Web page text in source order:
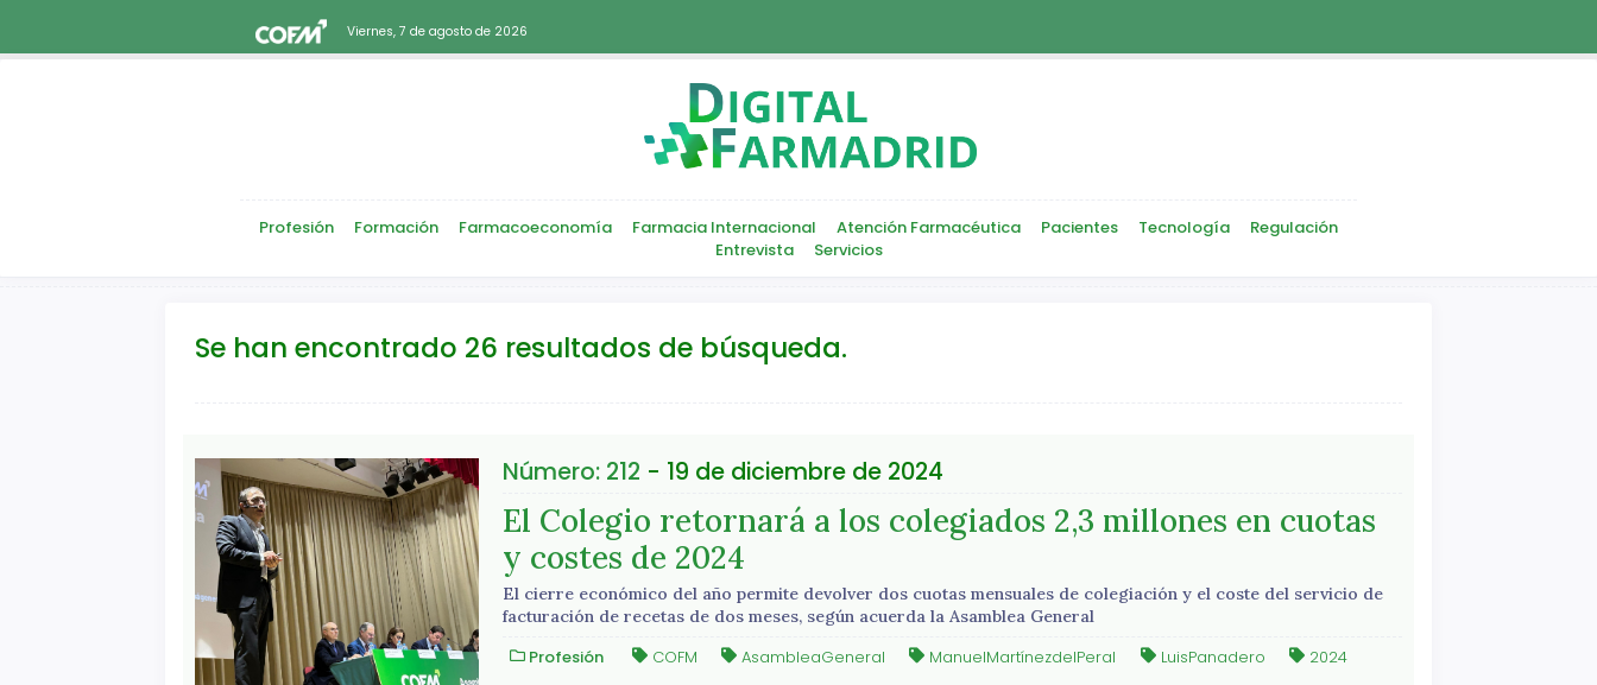
Viernes, 7 de agosto de 2026
Profesión Formación Farmacoeconomía Farmacia Internacional Atención Farmacéutica Pacientes Tecnología
Regulación
Entrevista
Servicios
Se han encontrado 26 resultados de búsqueda.
Número: 212 - 19 de diciembre de 2024
El Colegio retornará a los colegiados 2,3 millones en cuotas
y costes de 2024
El cierre económico del año permite devolver dos cuotas mensuales de colegiación y el coste del servicio de
facturación de recetas de dos meses, según acuerda la Asamblea General
Profesión COFM AsambleaGeneral ManuelMartínezdelPeral LuisPanadero 2024